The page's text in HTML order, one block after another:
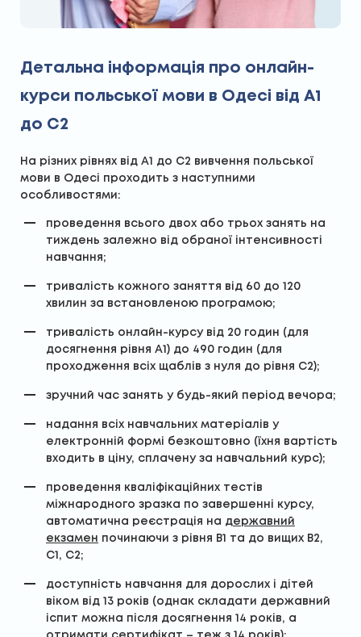
Детальна інформація про онлайн-
курси польської мови в Одесі від А1
до С2
На різних рівнях від А1 до С2 вивчення польської
мови в Одесі проходить з наступними
особливостями:
проведення всього двох або трьох занять на
тиждень залежно від обраної інтенсивності
навчання;
тривалість кожного заняття від 60 до 120
хвилин за встановленою програмою;
тривалість онлайн-курсу від 20 годин (для
досягнення рівня А1) до 490 годин (для
проходження всіх щаблів з нуля до рівня С2);
зручний час занять у будь-який період вечора;
надання всіх навчальних матеріалів у
електронній формі безкоштовно (їхня вартість
входить в ціну, сплачену за навчальний курс);
проведення кваліфікаційних тестів
міжнародного зразка по завершенні курсу,
автоматична реєстрація на державний
екзамен починаючи з рівня В1 та до вищих В2,
С1, С2;
доступність навчання для дорослих і дітей
віком від 13 років (однак складати державний
іспит можна після досягнення 14 років, а